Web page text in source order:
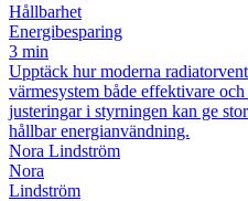
Hållbarhet
Energibesparing
3 min
Upptäck hur moderna
värmesystem både effektivare
justeringar i styrningen kan ge
hållbar energianvändning.
Nora Lindström
Nora
Lindström